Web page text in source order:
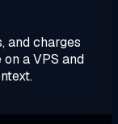
and charges
a VPS and